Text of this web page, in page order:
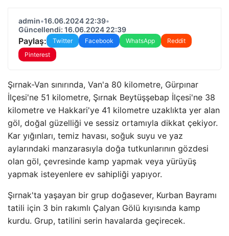
admin•16.06.2024 22:39•
Güncellendi: 16.06.2024 22:39
Paylaş: Twitter Facebook WhatsApp
Reddit
Pinterest
Şırnak-Van sınırında, Van'a 80 kilometre, Gürpınar
İlçesi'ne 51 kilometre, Şırnak Beytüşşebap İlçesi'ne 38
kilometre ve Hakkari'ye 41 kilometre uzaklıkta yer alan
göl, doğal güzelliği ve sessiz ortamıyla dikkat çekiyor.
Kar yığınları, temiz havası, soğuk suyu ve yaz
aylarındaki manzarasıyla doğa tutkunlarının gözdesi
olan göl, çevresinde kamp yapmak veya yürüyüş
yapmak isteyenlere ev sahipliği yapıyor.
Şırnak'ta yaşayan bir grup doğasever, Kurban Bayramı
tatili için 3 bin rakımlı Çalyan Gölü kıyısında kamp
kurdu. Grup, tatilini serin havalarda geçirecek.